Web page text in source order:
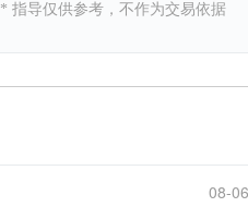
* 指导仅供参考，不作为交易依据
08-